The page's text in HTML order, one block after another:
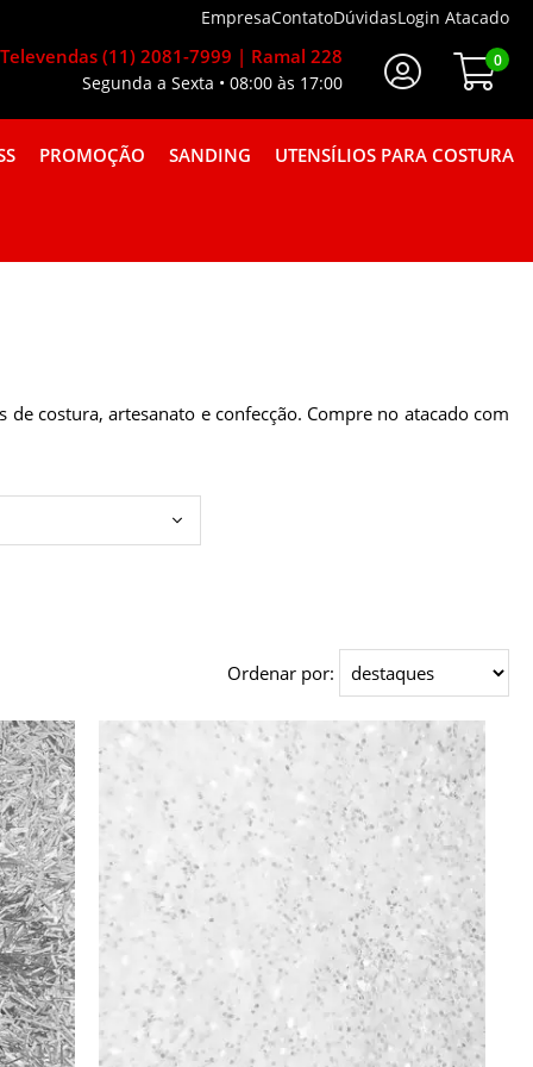
EmpresaContatoDúvidasLogin Atacado
PROMOÇÃO SANDING UTENSÍLIOS PARA COSTURA
Televendas (11) 2081-7999 | Ramal 228
Segunda a Sexta • 08:00 às 17:00
0
costura, artesanato e confecção. Compre no atacado com
Ordenar por: